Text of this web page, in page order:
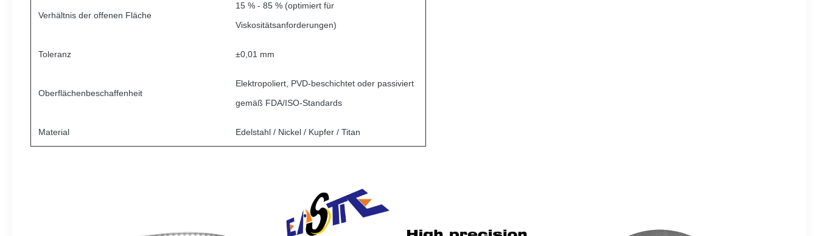
Verhältnis der offenen Fläche
15 % - 85 % (optimiert für
Viskositätsanforderungen)
Toleranz ±0,01 mm
Oberflächenbeschaffenheit
Elektropoliert, PVD-beschichtet oder passiviert
gemäß FDA/ISO-Standards
Material Edelstahl / Nickel / Kupfer / Titan